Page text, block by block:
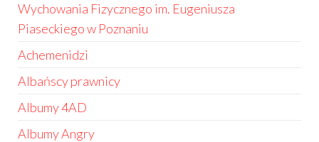
Wychowania Fizycznego im. Eugeniusza
Piaseckiego w Poznaniu
Achemenidzi
Albańscy prawnicy
Albumy 4AD
Albumy Angry